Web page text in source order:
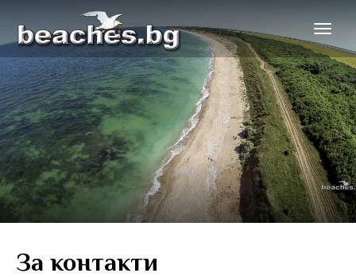
За контакти